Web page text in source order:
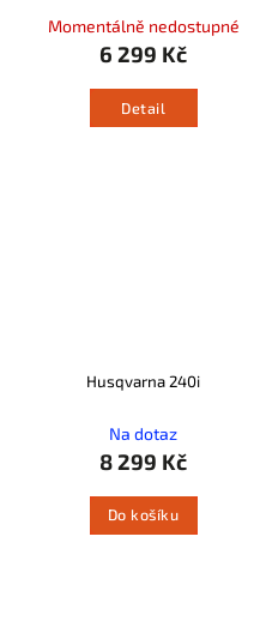
Momentálně nedostupné
6 299 Kč
Detail
Husqvarna 240i
Na dotaz
8 299 Kč
Do košíku